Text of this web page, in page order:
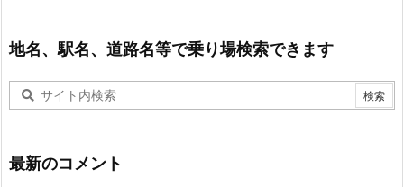
地名、駅名、道路名等で乗り場検索できます
最新のコメント